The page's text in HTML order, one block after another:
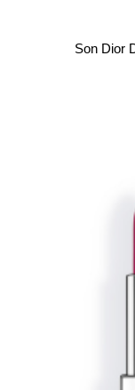
Son Dior